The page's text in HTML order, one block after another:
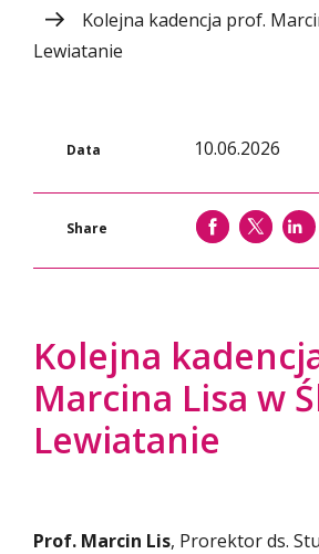
Kolejna kadencja prof.
Lewiatanie
Data 10.06.2026
Share SHARE SHARE
Kolejna
Marcina Lisa w
Lewiatanie
Prof. Marcin Lis, Prorektor ds.